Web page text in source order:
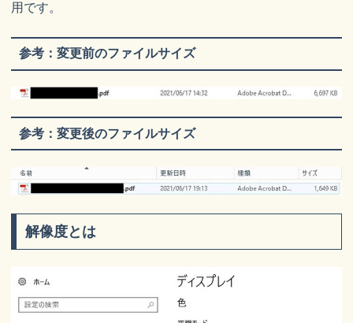
用です。
参考：変更前のファイルサイズ
参考：変更後のファイルサイズ
解像度とは